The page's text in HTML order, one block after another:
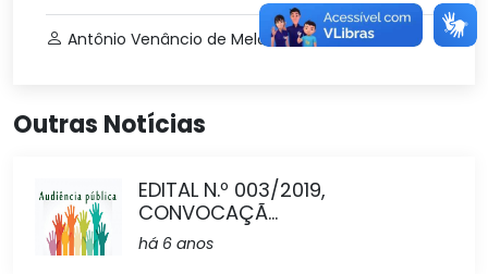
Antônio Venâncio de Melo Netto Social
Outras Notícias
EDITAL N.º 003/2019,
CONVOCAÇÃ...
há 6 anos